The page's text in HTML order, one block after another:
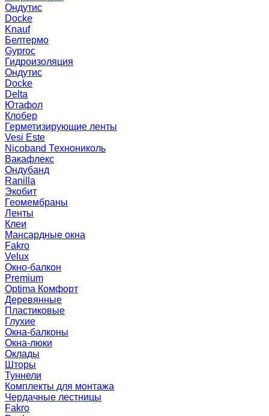
Ондутис
Docke
Knauf
Белтермо
Gyproc
Гидроизоляция
Ондутис
Docke
Delta
Ютафол
Клобер
Герметизирующие ленты
Vesi Este
Nicoband Технониколь
Вакафлекс
Ондубанд
Ranilla
Экобит
Геомембраны
Ленты
Клеи
Мансардные окна
Fakro
Velux
Окно-балкон
Premium
Optima Комфорт
Деревянные
Пластиковые
Глухие
Окна-балконы
Окна-люки
Оклады
Шторы
Туннели
Комплекты для монтажа
Чердачные лестницы
Fakro